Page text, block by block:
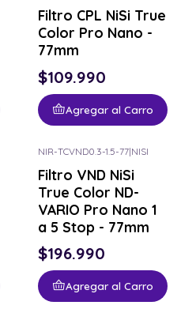
Filtro CPL NiSi True
Color Pro Nano -
77mm
$109.990
Agregar al Carro
NIR-TCVND0.3-1.5-77|NISI
Filtro VND NiSi
True Color ND-
VARIO Pro Nano 1
a 5 Stop - 77mm
$196.990
Agregar al Carro